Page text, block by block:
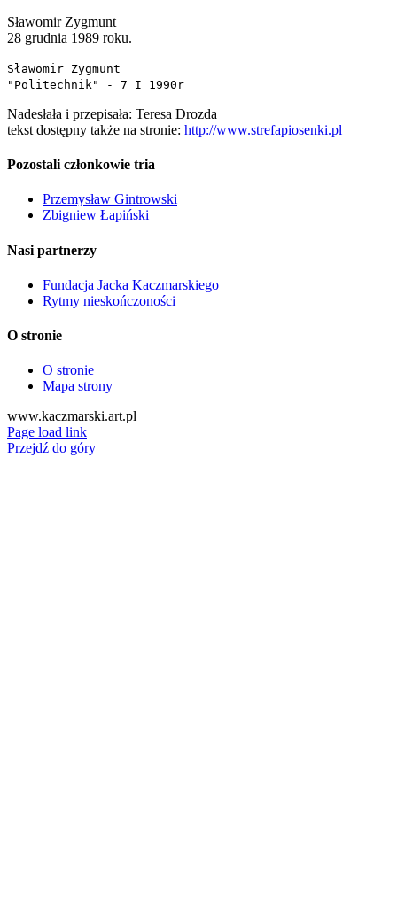
Sławomir Zygmunt
28 grudnia 1989 roku.
Sławomir Zygmunt
"Politechnik" - 7 I 1990r
Nadesłała i przepisała: Teresa Drozda
tekst dostępny także na stronie: http://www.strefapiosenki.pl
Pozostali członkowie tria
Przemysław Gintrowski
Zbigniew Łapiński
Nasi partnerzy
Fundacja Jacka Kaczmarskiego
Rytmy nieskończoności
O stronie
O stronie
Mapa strony
www.kaczmarski.art.pl
Page load link
Przejdź do góry